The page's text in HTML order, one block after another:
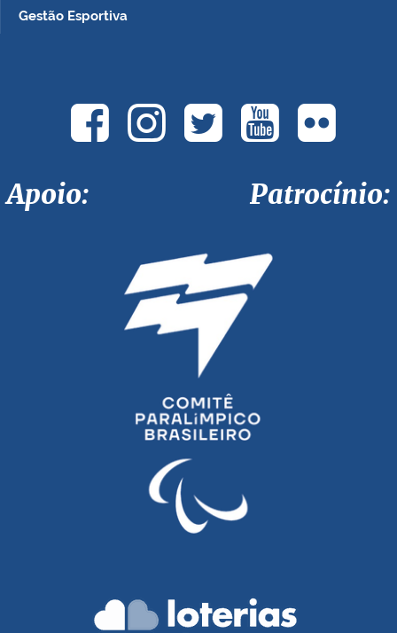
Gestão Esportiva
Apoio: Patrocínio: